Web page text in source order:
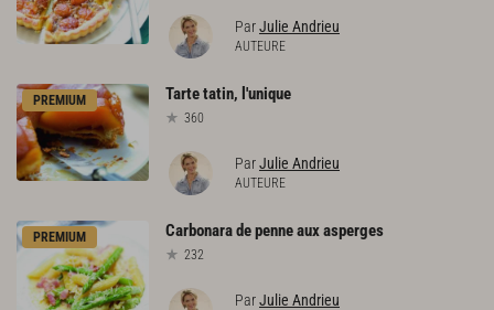
ParJulie Andrieu
AUTEURE
PREMIUM Tartetatin, l'unique
360
ParJulie Andrieu
AUTEURE
PREMIUM Carbonaradepenneauxasperges
232
ParJulie Andrieu